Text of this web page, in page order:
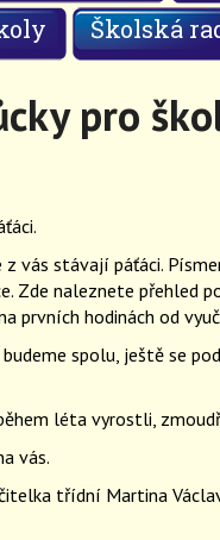
Školská
pro
z vás stávají páťáci.
Zde naleznete přehled
prvních hodinách od
spolu, ještě se
léta vyrostli,
vás.
třídní Martina